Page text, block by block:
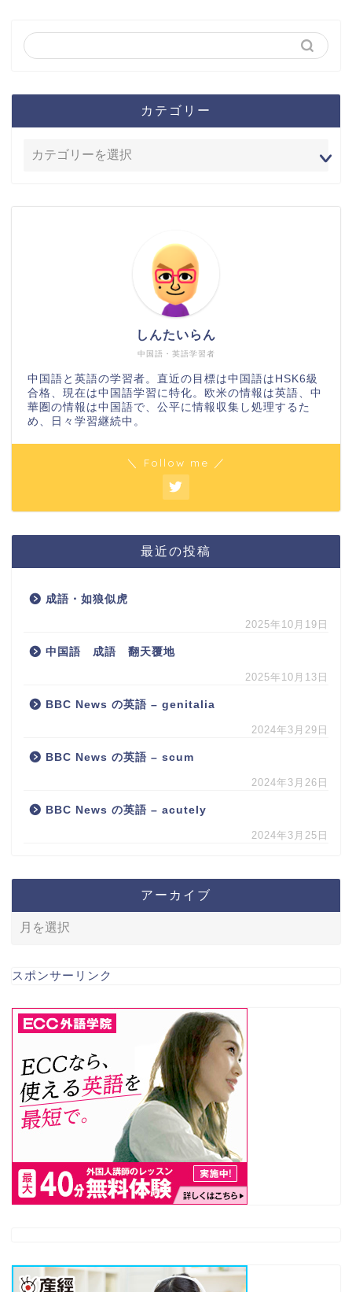
カテゴリー
中国語・英語学習者
しんたいらん
中国語と英語の学習者。直近の目標は中国語はHSK6級
合格、現在は中国語学習に特化。欧米の情報は英語、中
華圏の情報は中国語で、公平に情報収集し処理するた
め、日々学習継続中。
＼ Follow me ／
最近の投稿
成語・如狼似虎
2025年10月19日
中国語 成語 翻天覆地
2025年10月13日
BBC News の英語 – genitalia
2024年3月29日
BBC News の英語 – scum
2024年3月26日
BBC News の英語 – acutely
2024年3月25日
アーカイブ
スポンサーリンク